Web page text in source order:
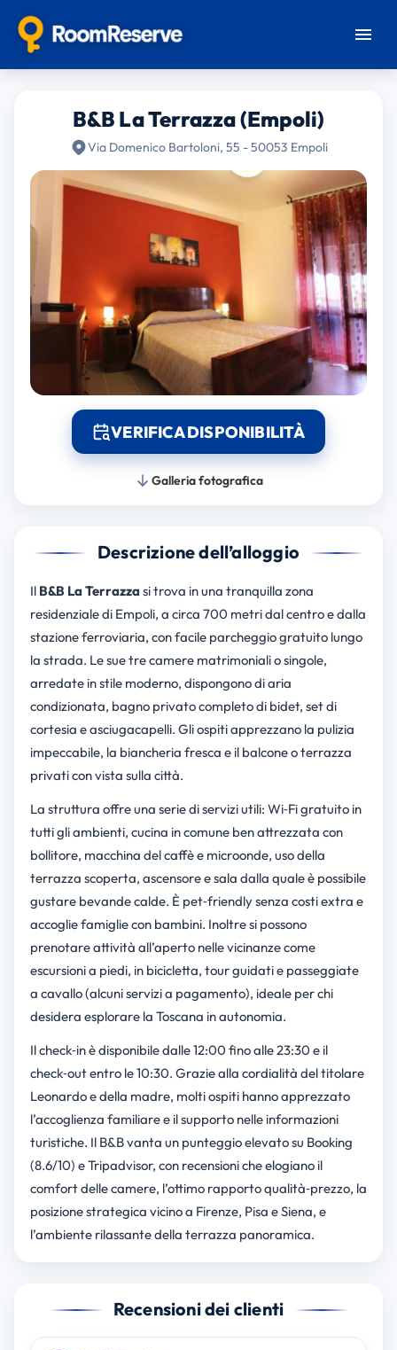
B&B La Terrazza (Empoli)
Via Domenico Bartoloni, 55 - 50053 Empoli
VERIFICA DISPONIBILITÀ
Galleria fotografica
Descrizione dell’alloggio
Il B&B La Terrazzasi trova in una tranquilla zona
residenziale di Empoli, a circa 700 metri dal centro e dalla
stazione ferroviaria, con facile parcheggio gratuito lungo
la strada. Le sue tre camere matrimoniali o singole,
arredate in stile moderno, dispongono di aria
condizionata, bagno privato completo di bidet, set di
cortesia e asciugacapelli. Gli ospiti apprezzano la pulizia
impeccabile, la biancheria fresca e il balcone o terrazza
privati con vista sulla città.
La struttura offre una serie di servizi utili: Wi‑Fi gratuito in
tutti gli ambienti, cucina in comune ben attrezzata con
bollitore, macchina del caffè e microonde, uso della
terrazza scoperta, ascensore e sala dalla quale è possibile
gustare bevande calde. È pet‑friendly senza costi extra e
accoglie famiglie con bambini. Inoltre si possono
prenotare attività all’aperto nelle vicinanze come
escursioni a piedi, in bicicletta, tour guidati e passeggiate
a cavallo (alcuni servizi a pagamento), ideale per chi
desidera esplorare la Toscana in autonomia.
Il check‑in è disponibile dalle 12:00 fino alle 23:30 e il
check‑out entro le 10:30. Grazie alla cordialità del titolare
Leonardo e della madre, molti ospiti hanno apprezzato
l’accoglienza familiare e il supporto nelle informazioni
turistiche. Il B&B vanta un punteggio elevato su Booking
(8.6/10) e Tripadvisor, con recensioni che elogiano il
comfort delle camere, l’ottimo rapporto qualità‑prezzo, la
posizione strategica vicino a Firenze, Pisa e Siena, e
l’ambiente rilassante della terrazza panoramica.
Recensioni dei clienti